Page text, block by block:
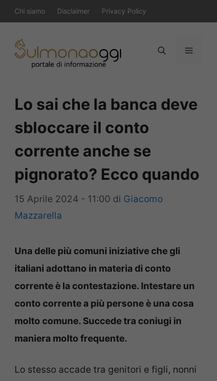
al
contenuto
Chi siamo Disclaimer Privacy Policy
Menu
Lo sai che la banca deve
sbloccare il conto
corrente anche se
pignorato? Ecco quando
15 Aprile 2024 - 11:00 di Giacomo
Mazzarella
Una delle più comuni iniziative che gli
italiani adottano in materia di conto
corrente è la contestazione. Intestare un
conto corrente a più persone è una cosa
molto comune. Succede tra coniugi in
maniera molto frequente.
Lo stesso accade tra genitori e figli, nonni